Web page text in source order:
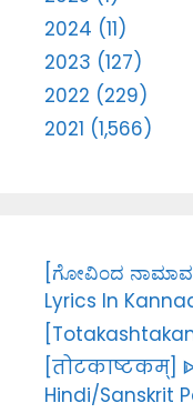
2024 (11)
2023 (127)
2022 (229)
2021 (1,566)
[ಗೋವಿಂದ
Lyrics In
[तोटकाष्टकम्]
Hindi/Sanskrit